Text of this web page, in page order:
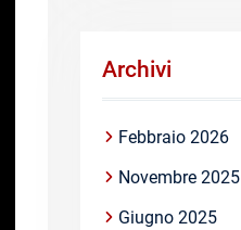
Archivi
Febbraio 2026
Novembre 2025
Giugno 2025